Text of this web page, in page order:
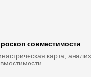
совместимости
карта, анализ